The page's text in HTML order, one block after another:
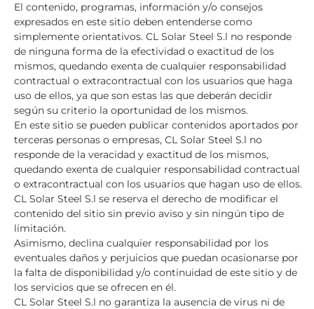
El contenido, programas, información y/o consejos
expresados en este sitio deben entenderse como
simplemente orientativos. CL Solar Steel S.l no responde
de ninguna forma de la efectividad o exactitud de los
mismos, quedando exenta de cualquier responsabilidad
contractual o extracontractual con los usuarios que haga
uso de ellos, ya que son estas las que deberán decidir
según su criterio la oportunidad de los mismos.
En este sitio se pueden publicar contenidos aportados por
terceras personas o empresas, CL Solar Steel S.l no
responde de la veracidad y exactitud de los mismos,
quedando exenta de cualquier responsabilidad contractual
o extracontractual con los usuarios que hagan uso de ellos.
CL Solar Steel S.l se reserva el derecho de modificar el
contenido del sitio sin previo aviso y sin ningún tipo de
limitación.
Asimismo, declina cualquier responsabilidad por los
eventuales daños y perjuicios que puedan ocasionarse por
la falta de disponibilidad y/o continuidad de este sitio y de
los servicios que se ofrecen en él.
CL Solar Steel S.l no garantiza la ausencia de virus ni de